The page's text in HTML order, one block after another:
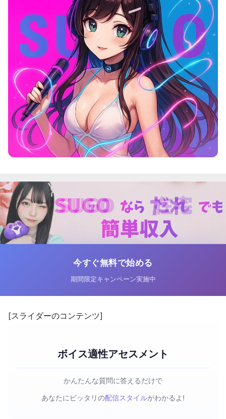
今すぐ無料で始める
期間限定キャンペーン実施中
[スライダーのコンテンツ]
ボイス適性アセスメント
かんたんな質問に答えるだけで
あなたにピッタリの配信スタイルがわかるよ!